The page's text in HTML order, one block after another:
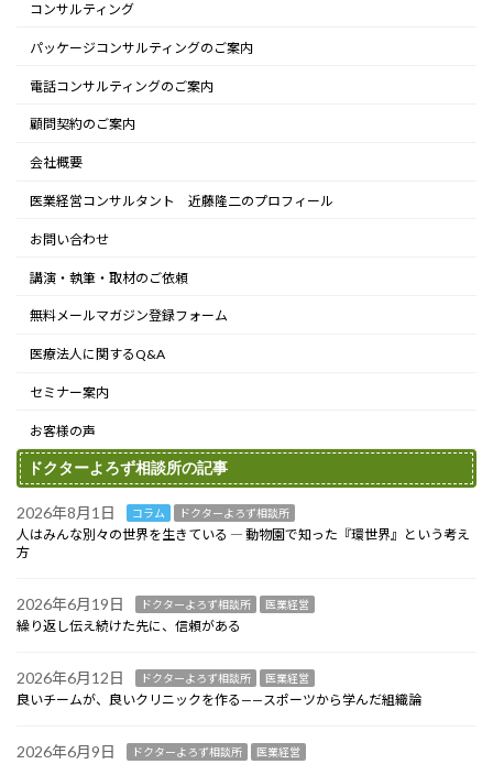
コンサルティング
パッケージコンサルティングのご案内
電話コンサルティングのご案内
顧問契約のご案内
会社概要
医業経営コンサルタント 近藤隆二のプロフィール
お問い合わせ
講演・執筆・取材のご依頼
無料メールマガジン登録フォーム
医療法人に関するQ&A
セミナー案内
お客様の声
ドクターよろず相談所の記事
2026年8月1日 コラム ドクターよろず相談所
人はみんな別々の世界を生きている ― 動物園で知った『環世界』という考え
方
2026年6月19日 ドクターよろず相談所 医業経営
繰り返し伝え続けた先に、信頼がある
2026年6月12日 ドクターよろず相談所 医業経営
良いチームが、良いクリニックを作る——スポーツから学んだ組織論
2026年6月9日 ドクターよろず相談所 医業経営